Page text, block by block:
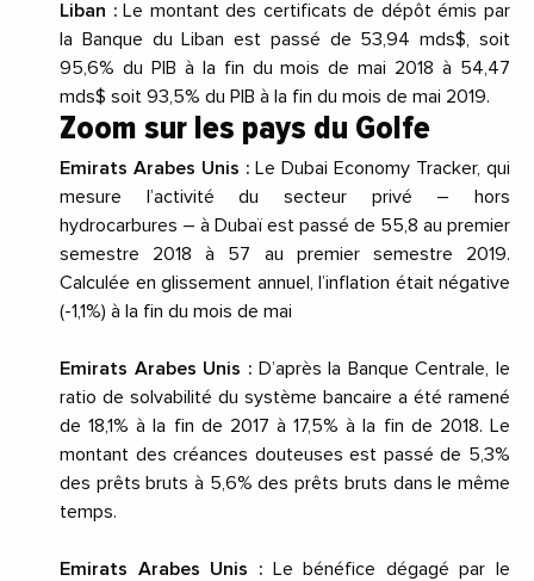
Liban :Le montant des certificats de dépôt émis par
la Banque du Liban est passé de 53,94 mds$, soit
95,6% du PIB à la fin du mois demai 2018 à 54,47
mds$ soit 93,5% du PIB à la fin du mois de mai 2019.
Zoom sur les pays du Golfe
Emirats Arabes Unis : Le Dubai Economy Tracker, qui
mesure l’activité du secteur privé – hors
hydrocarbures – à Dubaï est passé de 55,8 au premier
semestre 2018 à 57 au premier semestre 2019.
Calculée en glissement annuel, l’inflation était négative
(-1,1%) à la fin du mois de mai
Emirats Arabes Unis :D’après la Banque Centrale, le
ratio de solvabilité du système bancaire a été ramené
de 18,1% à la fin de 2017 à 17,5% à la fin de 2018. Le
montant des créances douteuses est passé de 5,3%
des prêts bruts à 5,6% des prêts bruts dans le même
temps.
Emirats Arabes Unis :Le bénéfice dégagé par le